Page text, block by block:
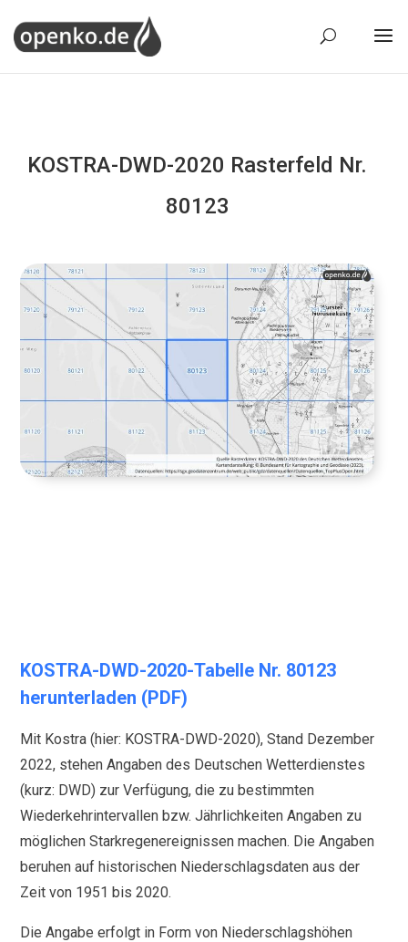
KOSTRA-DWD-2020 Rasterfeld Nr.
80123
KOSTRA-DWD-2020-Tabelle Nr. 80123
herunterladen (PDF)
Mit Kostra (hier: KOSTRA-DWD-2020), Stand Dezember
2022, stehen Angaben des Deutschen Wetterdienstes
(kurz: DWD) zur Verfügung, die zu bestimmten
Wiederkehrintervallen bzw. Jährlichkeiten Angaben zu
möglichen Starkregenereignissen machen. Die Angaben
beruhen auf historischen Niederschlagsdaten aus der
Zeit von 1951 bis 2020.
Die Angabe erfolgt in Form von Niederschlagshöhen